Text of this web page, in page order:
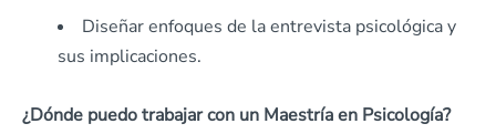
Diseñar enfoques de la entrevista psicológica y
sus implicaciones.
¿Dónde puedo trabajar con un Maestría en Psicología?